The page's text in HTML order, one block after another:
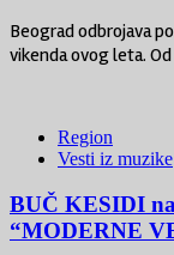
Beograd odbrojava
vikenda ovog leta.
Region
Vesti iz muzike
BUČ KESIDI
“MODERNE